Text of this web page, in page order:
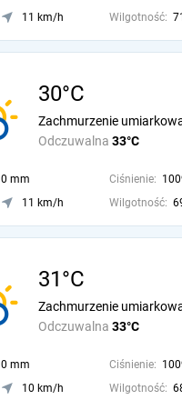
11 km/h Wilgotność:
30°C
Odczuwalna 33°C
Zachmurzenie
0 mm Ciśnienie:
11 km/h Wilgotność:
31°C
Odczuwalna 33°C
Zachmurzenie
0 mm Ciśnienie:
10 km/h Wilgotność: